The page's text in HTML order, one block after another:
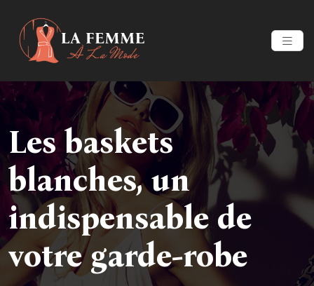
Les baskets
blanches, un
indispensable de
votre garde-robe